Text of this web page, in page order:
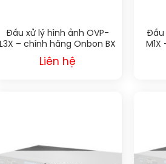
Đầu xử lý hình ảnh OVP-
L3X – chính hãng Onbon BX
Liên hệ
Đầu